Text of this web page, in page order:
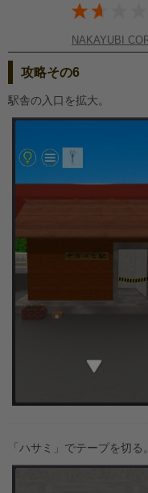
NAKAYUBI
攻略その6
駅舎の入口を拡大。
「ハサミ」でテープを切る。